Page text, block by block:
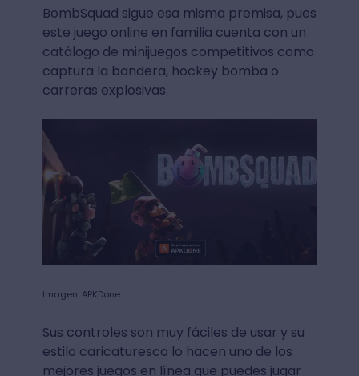
BombSquad sigue esa misma premisa, pues
este juego online en familia cuenta con un
catálogo de minijuegos competitivos como
captura la bandera, hockey bomba o
carreras explosivas.
Imagen: APKDone
Sus controles son muy fáciles de usar y su
estilo caricaturesco lo hacen uno de los
mejores juegos en línea que puedes jugar